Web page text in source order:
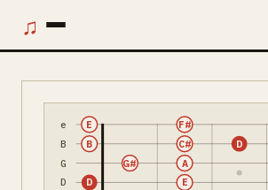
♫
e
B
G
D
D E
G# A
B C# D
E F#